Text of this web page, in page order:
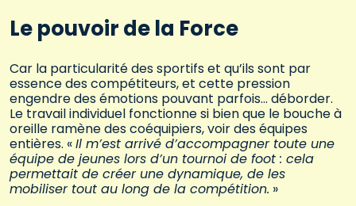
Le pouvoir de la Force
Car la particularité des sportifs et qu’ils sont par
essence des compétiteurs, et cette pression
engendre des émotions pouvant parfois… déborder.
Le travail individuel fonctionne si bien que le bouche à
oreille ramène des coéquipiers, voir des équipes
entières. «Il m’est arrivé d’accompagner toute une
équipe de jeunes lors d’un tournoi de foot : cela
permettait de créer une dynamique, de les
mobiliser tout au long de la compétition. »